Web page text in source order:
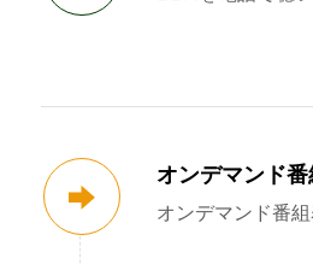
オンデマンド番
オンデマンド番組